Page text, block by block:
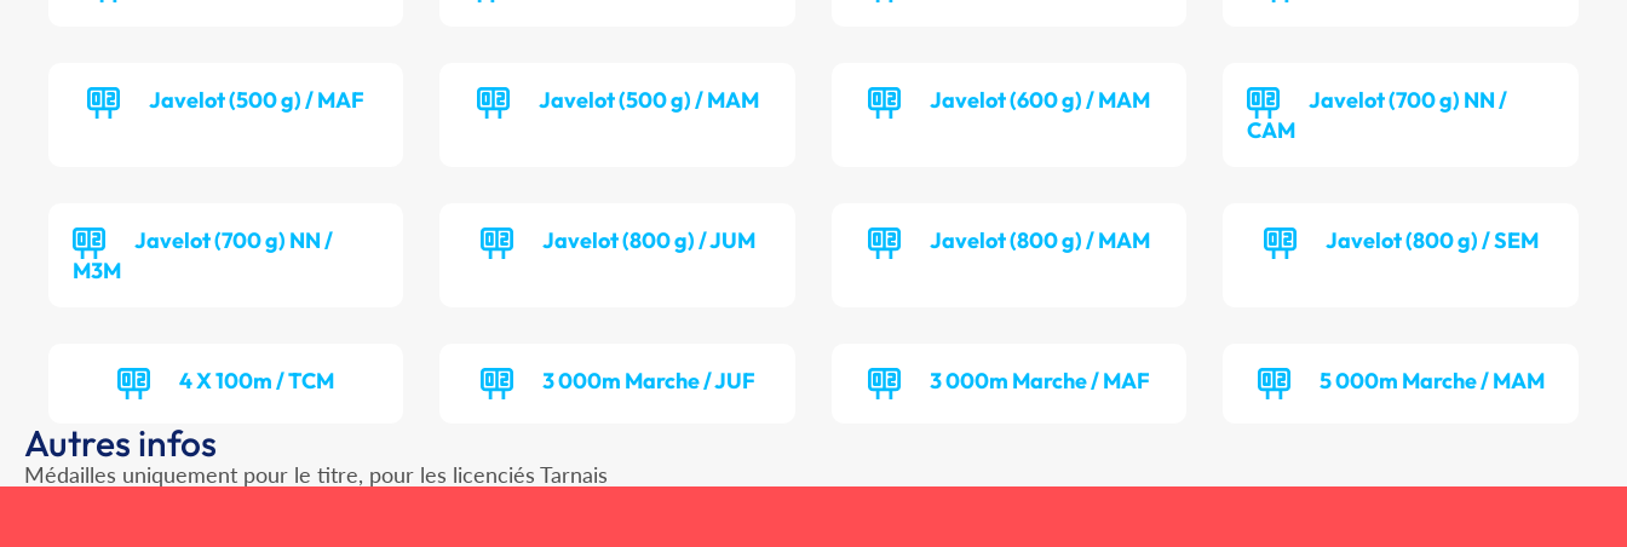
Javelot (500 g) / MAF Javelot (500 g) / MAM Javelot (600 g) / MAM
Javelot (700 g) NN /
CAM
Javelot (700 g) NN /
M3M
Javelot (800 g) / JUM Javelot (800 g) / MAM Javelot (800 g) / SEM
4 X 100m / TCM 3 000m Marche / JUF 3 000m Marche / MAF 5 000m Marche / MAM
Autres infos
Médailles uniquement pour le titre, pour les licenciés Tarnais